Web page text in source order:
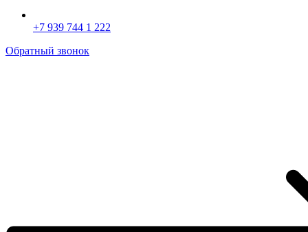
+7 939 744 1 222
Обратный звонок